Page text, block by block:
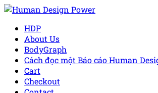
Skip
contentHDP
About Us
BodyGraph
Cách đọc một Báo cáo Human
Cart
Checkout